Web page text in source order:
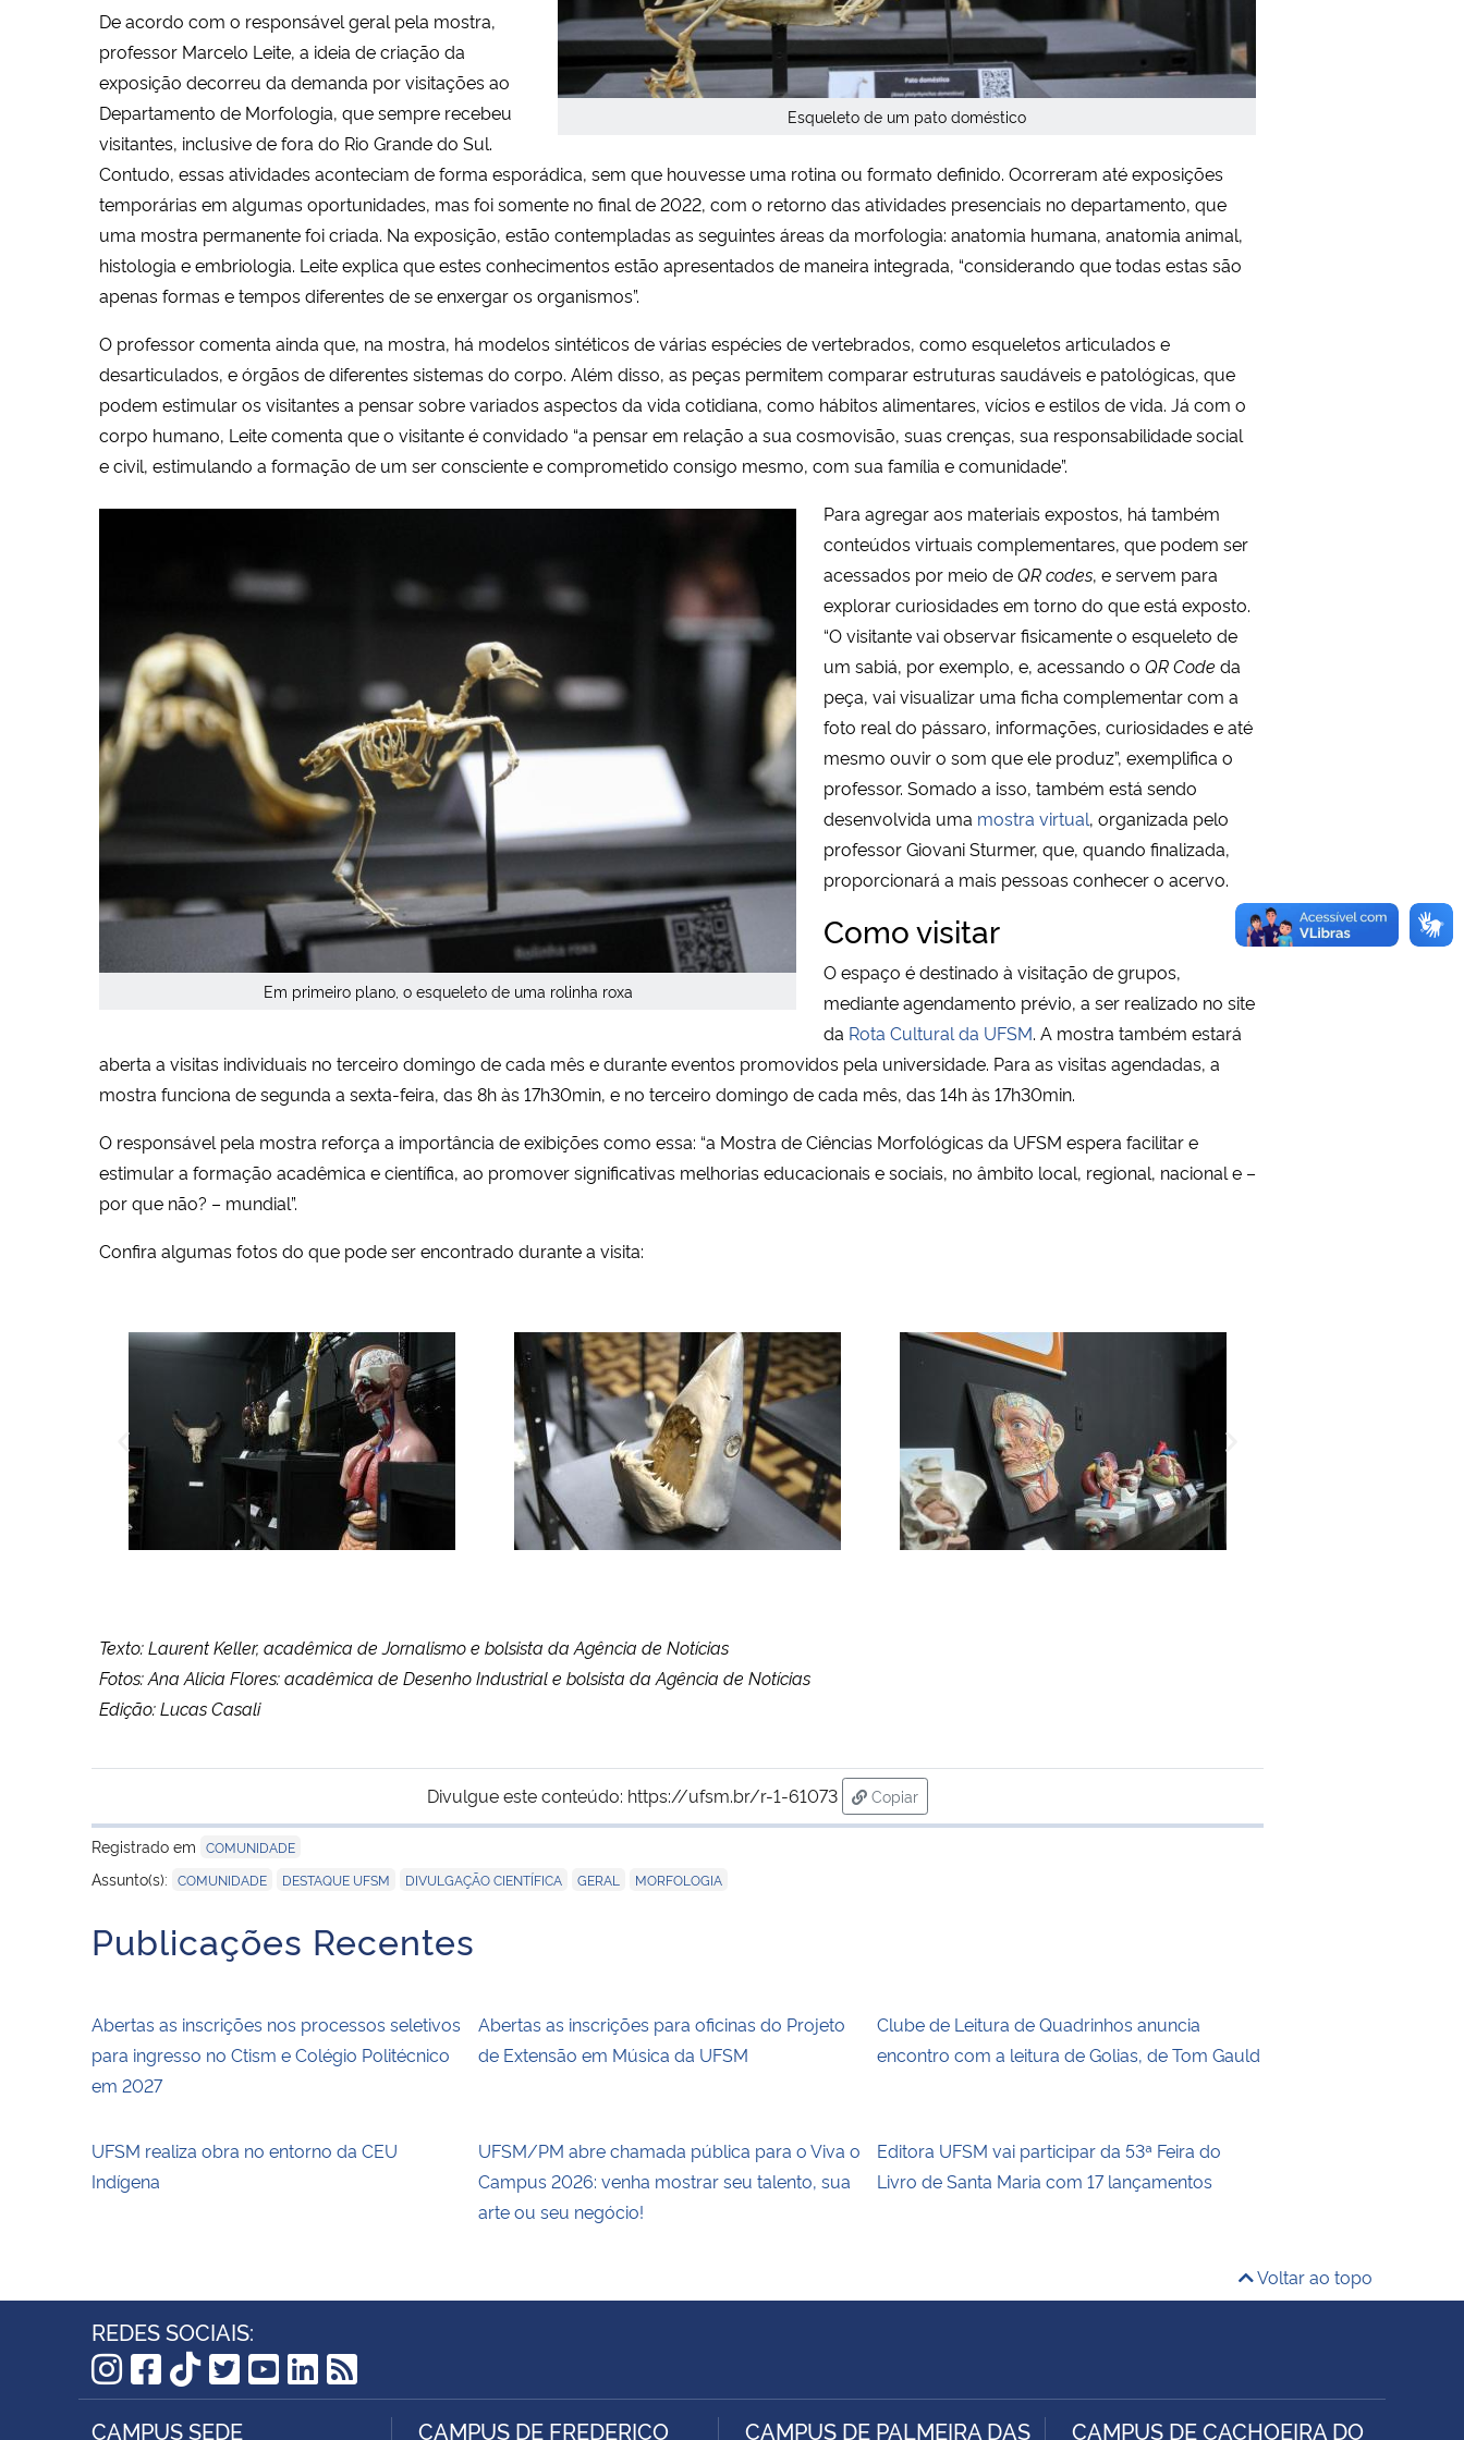
Esqueleto de um pato doméstico
De acordo com o responsável geral pela mostra,
professor Marcelo Leite, a ideia de criação da
exposição decorreu da demanda por visitações ao
Departamento de Morfologia, que sempre recebeu
visitantes, inclusive de fora do Rio Grande do Sul.
Contudo, essas atividades aconteciam de forma esporádica, sem que houvesse uma rotina ou formato definido. Ocorreram até exposições
temporárias em algumas oportunidades, mas foi somente no final de 2022, com o retorno das atividades presenciais no departamento, que
uma mostra permanente foi criada. Na exposição, estão contempladas as seguintes áreas da morfologia: anatomia humana, anatomia animal,
histologia e embriologia. Leite explica que estes conhecimentos estão apresentados de maneira integrada, “considerando que todas estas são
apenas formas e tempos diferentes de se enxergar os organismos”.
O professor comenta ainda que, na mostra, há modelos sintéticos de várias espécies de vertebrados, como esqueletos articulados e
desarticulados, e órgãos de diferentes sistemas do corpo. Além disso, as peças permitem comparar estruturas saudáveis e patológicas, que
podem estimular os visitantes a pensar sobre variados aspectos da vida cotidiana, como hábitos alimentares, vícios e estilos de vida. Já com o
corpo humano, Leite comenta que o visitante é convidado “a pensar em relação a sua cosmovisão, suas crenças, sua responsabilidade social
e civil, estimulando a formação de um ser consciente e comprometido consigo mesmo, com sua família e comunidade”.
Em primeiro plano, o esqueleto de uma rolinha roxa
Para agregar aos materiais expostos, há também
conteúdos virtuais complementares, que podem ser
acessados por meio deQR codes, e servem para
explorar curiosidades em torno do que está exposto.
“O visitante vai observar fisicamente o esqueleto de
um sabiá, por exemplo, e, acessando o QRCode da
peça, vai visualizar uma ficha complementar com a
foto real do pássaro, informações, curiosidades e até
mesmo ouvir o som que ele produz”, exemplifica o
professor. Somado a isso, também está sendo
desenvolvida uma mostra virtual, organizada pelo
professor Giovani Sturmer, que, quando finalizada,
proporcionará a mais pessoas conhecer o acervo.
Como visitar
O espaço é destinado à visitação de grupos,
mediante agendamento prévio, a ser realizado no site
da Rota Cultural da UFSM. A mostra também estará
aberta a visitas individuais no terceiro domingo de cada mês e durante eventos promovidos pela universidade. Para as visitas agendadas, a
mostra funciona de segunda a sexta-feira, das 8h às 17h30min, e no terceiro domingo de cada mês, das 14h às 17h30min.
O responsável pela mostra reforça a importância de exibições como essa: “a Mostra de Ciências Morfológicas da UFSM espera facilitar e
estimular a formação acadêmica e científica, ao promover significativas melhorias educacionais e sociais, no âmbito local, regional, nacional e –
por que não? – mundial”.
Confira algumas fotos do que pode ser encontrado durante a visita:
Texto: Laurent Keller, acadêmica de Jornalismo e bolsista da Agência de Notícias
Fotos: Ana Alicia Flores: acadêmica de Desenho Industrial e bolsista da Agência de Notícias
Edição: Lucas Casali
Divulgue este conteúdo: https://ufsm.br/r-1-61073
Copiar
para área de transferência
Registrado em COMUNIDADE
Assunto(s): COMUNIDADE DESTAQUE UFSM DIVULGAÇÃO CIENTÍFICA GERAL MORFOLOGIA
Publicações Recentes
Abertas as inscrições nos processos seletivos
para ingresso no Ctism e Colégio Politécnico
em 2027
Abertas as inscrições para oficinas do Projeto
de Extensão em Música da UFSM
Clube de Leitura de Quadrinhos anuncia
encontro com a leitura de Golias, de Tom Gauld
UFSM realiza obra no entorno da CEU
Indígena
UFSM/PM abre chamada pública para o Viva o
Campus 2026: venha mostrar seu talento, sua
arte ou seu negócio!
Editora UFSM vai participar da 53ª Feira do
Livro de Santa Maria com 17 lançamentos
Voltar ao topo
REDES SOCIAIS:
Instagram
Facebook
TikTok
Twitter
YouTube
LinkedIn
RSS
CAMPUS SEDE CAMPUS DE FREDERICO CAMPUS DE PALMEIRA DAS CAMPUS DE CACHOEIRA DO